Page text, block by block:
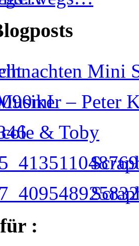
Mini
– Peter
& Toby
: